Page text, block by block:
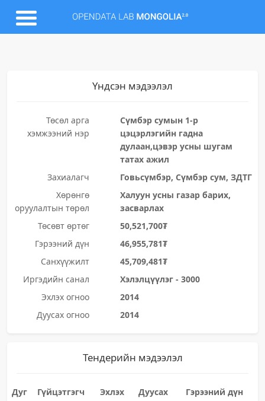
Үндсэн мэдээлэл
Төсөл арга
хэмжээний нэр
Сүмбэр сумын 1-р
цэцэрлэгийн гадна
дулаан,цэвэр усны шугам
татах ажил
Захиалагч
Говьсүмбэр, Сүмбэр сум, ЗДТГ
Хөрөнгө
оруулалтын төрөл
Халуун усны газар барих,
засварлах
Төсөвт өртөг
50,521,700₮
Гэрээний дүн
46,955,781₮
Санхүүжилт
45,709,481₮
Иргэдийн санал
Хэлэлцүүлэг - 3000
Эхлэх огноо
2014
Дуусах огноо
2014
Тендерийн мэдээлэл
Дуг
Гүйцэтгэгч Эхлэх Дуусах Гэрээний дүн